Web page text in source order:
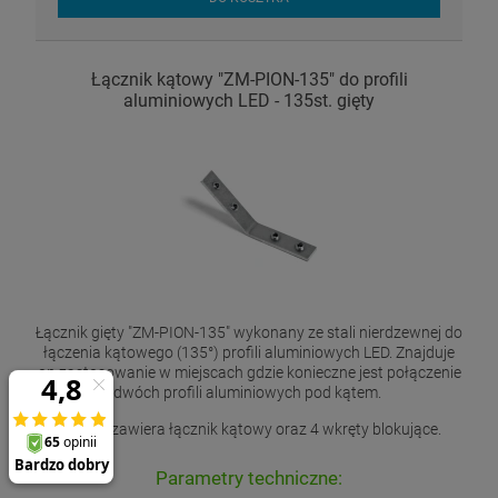
Łącznik kątowy "ZM-PION-135" do profili
aluminiowych LED - 135st. gięty
Łącznik gięty "ZM-PION-135" wykonany ze stali nierdzewnej do
łączenia kątowego (135°) profili aluminiowych LED. Znajduje
on zastosowanie w miejscach gdzie konieczne jest połączenie
dwóch profili aluminiowych pod kątem.
Zestaw zawiera łącznik kątowy oraz 4 wkręty blokujące.
Parametry techniczne: